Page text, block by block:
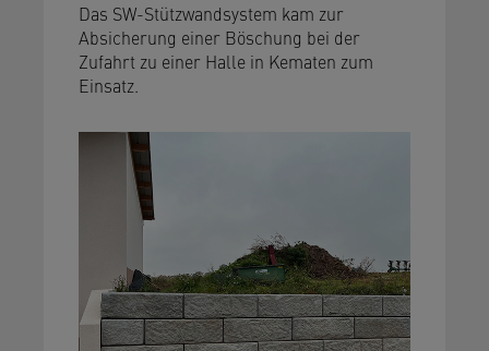
Das SW-Stützwandsystem kam zur
Absicherung einer Böschung bei der
Zufahrt zu einer Halle in Kematen zum
Einsatz.